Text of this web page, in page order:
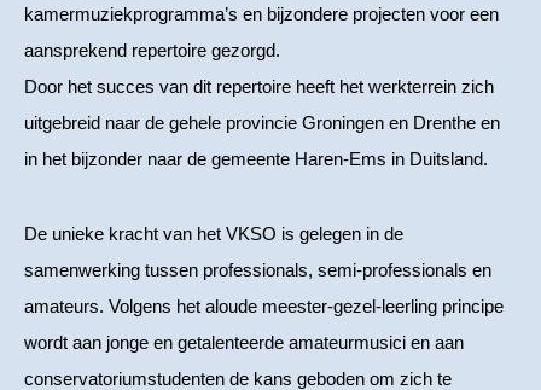
kamermuziekprogramma’s en bijzondere projecten voor een
aansprekend repertoire gezorgd.
Door het succes van dit repertoire heeft het werkterrein zich
uitgebreid naar de gehele provincie Groningen en Drenthe en
in het bijzonder naar de gemeente Haren-Ems in Duitsland.
De unieke kracht van het VKSO is gelegen in de
samenwerking tussen professionals, semi-professionals en
amateurs. Volgens het aloude meester-gezel-leerling principe
wordt aan jonge en getalenteerde amateurmusici en aan
conservatoriumstudenten de kans geboden om zich te